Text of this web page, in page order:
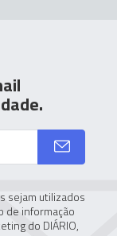
sejam utilizados
de informação
do DIÁRIO,